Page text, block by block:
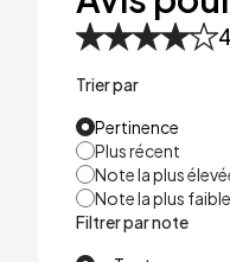
53kg
Trier par
Pertinence
Plus récent
Note la plus
Note la plus faible
Filtrer par note